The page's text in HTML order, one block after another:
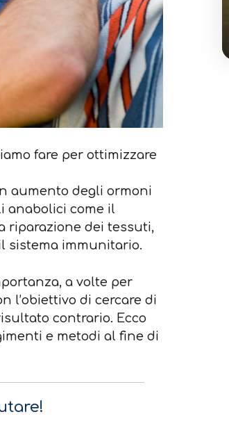
fare per ottimizzare
aumento degli ormoni
anabolici come il
riparazione dei tessuti,
sistema immunitario.
a volte per
l’obiettivo di cercare di
contrario. Ecco
e metodi al fine di